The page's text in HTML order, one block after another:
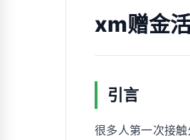
xm赠金
引言
很多人第一次接